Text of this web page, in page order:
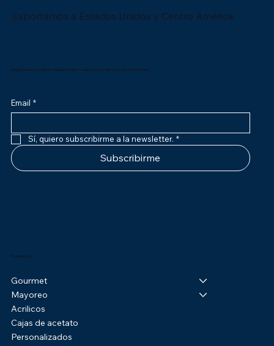
Exportamos a Estados Unidos y Centro América.
Registrate y recibe información de los nuevos productos y promociones
Email *
Sí, quiero subscribirme a la newsletter. *
Subscribirme
Productos
Gourmet
Mayoreo
Acrilicos
Cajas de acetato
Personalizados